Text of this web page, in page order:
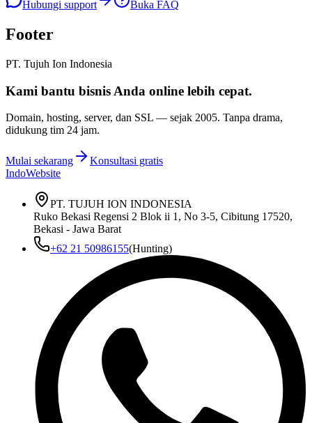
Hubungi support Buka FAQ
Footer
PT. Tujuh Ion Indonesia
Kami bantu bisnis Anda online lebih cepat.
Domain, hosting, server, dan SSL — sejak 2005. Tanpa drama,
didukung tim 24 jam.
Mulai sekarang
Konsultasi gratis
IndoWebsite
PT. TUJUH ION INDONESIA
Ruko Bekasi Regensi 2 Blok ii 1, No 3-5, Cibitung 17520,
Bekasi - Jawa Barat
+62 21 50986155(Hunting)